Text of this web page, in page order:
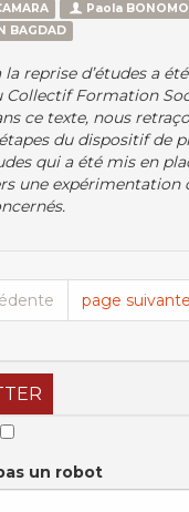
Paola BONOMO
BAGDAD
la reprise d’études a
Collectif Formation
ce texte, nous
du dispositif de
qui a été mis en
une expérimentation
page
un robot